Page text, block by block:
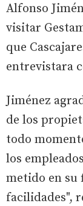
Alfonso
visitar
que
entrevistara
Jiménez
de los
todo
los
metido en su
facilidades",